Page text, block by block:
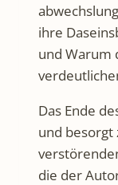
ihre
und Warum
Das Ende
und besorgt
die der